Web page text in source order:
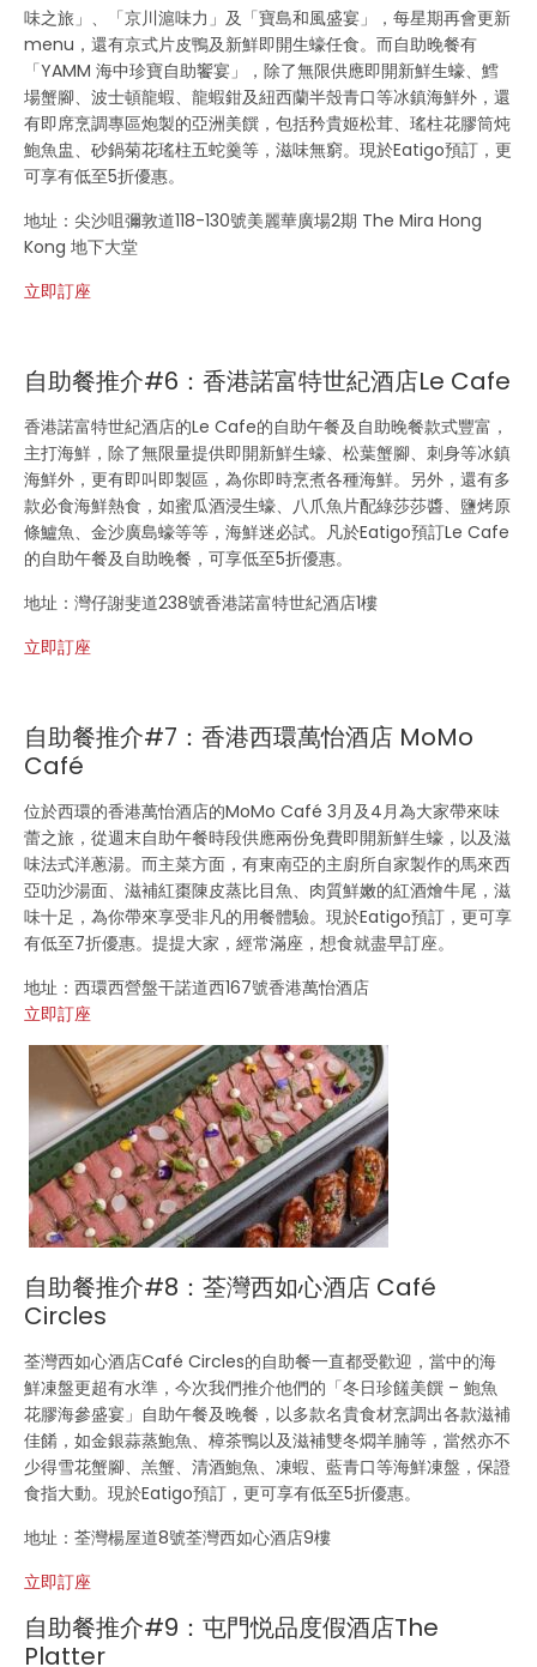
味之旅」、「京川滬味力」及「寶島和風盛宴」，每星期再會更新
menu，還有京式片皮鴨及新鮮即開生蠔任食。而自助晚餐有
「YAMM 海中珍寶自助饗宴」，除了無限供應即開新鮮生蠔、鱈
場蟹腳、波士頓龍蝦、龍蝦鉗及紐西蘭半殼青口等冰鎮海鮮外，還
有即席烹調專區炮製的亞洲美饌，包括矜貴姬松茸、瑤柱花膠筒炖
鮑魚盅、砂鍋菊花瑤柱五蛇羹等，滋味無窮。現於Eatigo預訂，更
可享有低至5折優惠。
地址：尖沙咀彌敦道118-130號美麗華廣場2期 The Mira Hong
Kong 地下大堂
立即訂座
自助餐推介#6：香港諾富特世紀酒店Le Cafe
香港諾富特世紀酒店的Le Cafe的自助午餐及自助晚餐款式豐富，
主打海鮮，除了無限量提供即開新鮮生蠔、松葉蟹腳、刺身等冰鎮
海鮮外，更有即叫即製區，為你即時烹煮各種海鮮。另外，還有多
款必食海鮮熱食，如蜜瓜酒浸生蠔、八爪魚片配綠莎莎醬、鹽烤原
條鱸魚、金沙廣島蠔等等，海鮮迷必試。凡於Eatigo預訂Le Cafe
的自助午餐及自助晚餐，可享低至5折優惠。
地址：灣仔謝斐道238號香港諾富特世紀酒店1樓
立即訂座
自助餐推介#7：香港西環萬怡酒店 MoMo
Café
位於西環的香港萬怡酒店的MoMo Café 3月及4月為大家帶來味
蕾之旅，從週末自助午餐時段供應兩份免費即開新鮮生蠔，以及滋
味法式洋蔥湯。而主菜方面，有東南亞的主廚所自家製作的馬來西
亞叻沙湯面、滋補紅棗陳皮蒸比目魚、肉質鮮嫩的紅酒燴牛尾，滋
味十足，為你帶來享受非凡的用餐體驗。現於Eatigo預訂，更可享
有低至7折優惠。提提大家，經常滿座，想食就盡早訂座。
地址：西環西營盤干諾道西167號香港萬怡酒店
立即訂座
自助餐推介#8：荃灣西如心酒店 Café
Circles
荃灣西如心酒店Café Circles的自助餐一直都受歡迎，當中的海
鮮凍盤更超有水準，今次我們推介他們的「冬日珍饈美饌 – 鮑魚
花膠海參盛宴」自助午餐及晚餐，以多款名貴食材烹調出各款滋補
佳餚，如金銀蒜蒸鮑魚、樟茶鴨以及滋補雙冬燜羊腩等，當然亦不
少得雪花蟹腳、羔蟹、清酒鮑魚、凍蝦、藍青口等海鮮凍盤，保證
食指大動。現於Eatigo預訂，更可享有低至5折優惠。
地址：荃灣楊屋道8號荃灣西如心酒店9樓
立即訂座
自助餐推介#9：屯門悦品度假酒店The
Platter